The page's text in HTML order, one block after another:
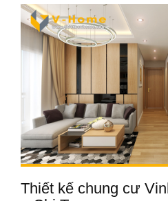
Thiết kế chung cư